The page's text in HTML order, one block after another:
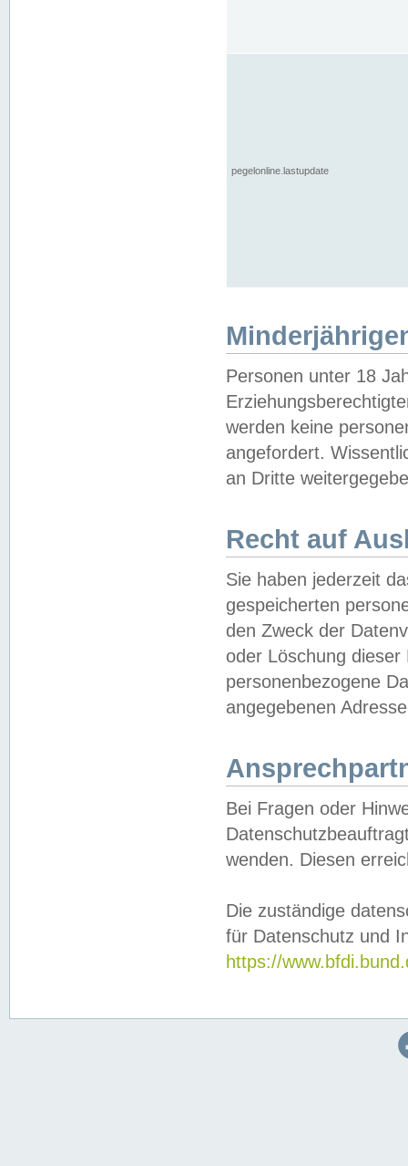
pegelonline.lastupdate
Personen unter 18
werden keine
angefordert.
an Dritte
Recht auf
Sie haben jederzeit
gespeicherten
den Zweck der
oder Löschung
personenbezogene
angegebenen
Bei Fragen oder
wenden. Diesen
Die zuständige
für Datenschutz und
https://